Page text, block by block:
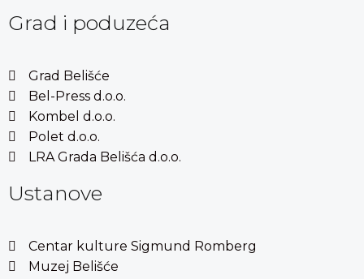
Grad i poduzeća
Grad Belišće
Bel-Press d.o.o.
Kombel d.o.o.
Polet d.o.o.
LRA Grada Belišća d.o.o.
Ustanove
Centar kulture Sigmund Romberg
Muzej Belišće